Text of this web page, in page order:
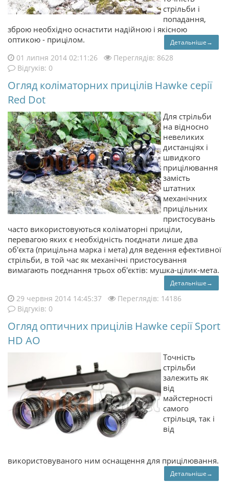
стрільби і
попадання,
зброю необхідно оснастити надійною і якісною
оптикою - прицілом.
Детальніше→
01 липня 2014 02:11:26
Переглядів: 8628
Відгуків: 0
Огляд коліматорних прицілів Hawke серії
Red Dot
Для стрільби
на відносно
невеликих
дистанціях і
швидкого
прицілювання
замість
штатних
механічних
прицільних
пристосувань
часто використовуються коліматорні приціли,
перевагою яких є необхідність поєднати лише два
об'єкта (прицільна марка і мета) для ведення ефективної
стрільби, в той час як механічні пристосування
вимагають поєднання трьох об'єктів: мушка-цілик-мета.
Детальніше→
29 червня 2014 14:45:37
Переглядів: 14186
Відгуків: 0
Огляд оптичних прицілів Hawke серії Sport
HD AO
Точність
стрільби
залежить як
від
майстерності
самого
стрільця, так і
від
використовуваного ним оснащення для прицілювання.
Детальніше→